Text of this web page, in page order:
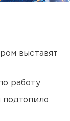
выставят
работу
подтопило